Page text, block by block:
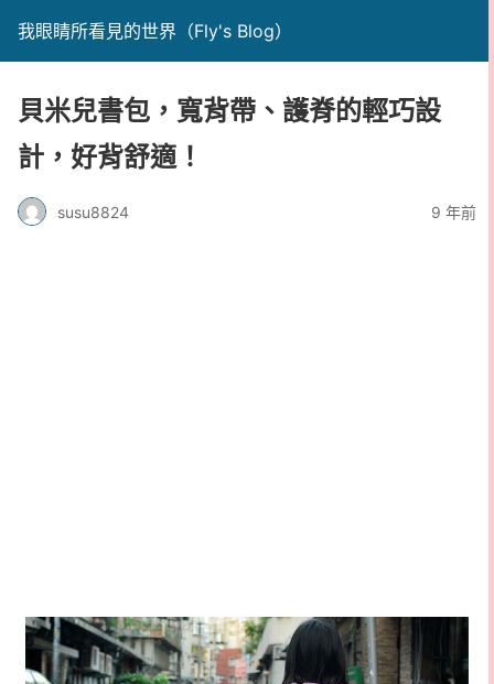
我眼睛所看見的世界（Fly's Blog）
貝米兒書包，寬背帶、護脊的輕巧設
計，好背舒適！
susu8824 9 年前